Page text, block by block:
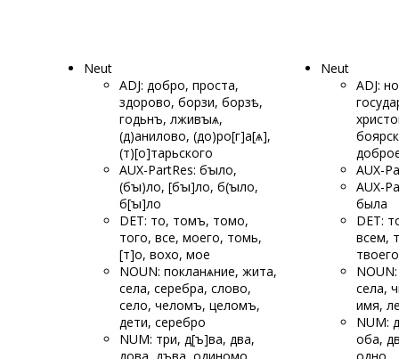
Neut
ADJ: добро, проста,
здорово, борзи, борзѣ,
годьнъ, лживꙑѧ,
(д)анилово, (до)ро[г]а[ѧ],
(т)[о]тарьского
AUX-PartRes: бꙑло,
(бꙑ)ло, [бꙑ]ло, б(ꙑло,
б[ꙑ]ло
DET: то, томъ, томо,
того, все, моего, томь,
[т]о, вохо, мое
NOUN: покланѧние, жита,
села, серебра, слово,
село, челомъ, целомъ,
дети, серебро
NUM: три, д[ъ]ва, два,
Neut
ADJ:
AUX-
AUX-
была
DET:
всем,
села,
имя,
NUM:
оба,